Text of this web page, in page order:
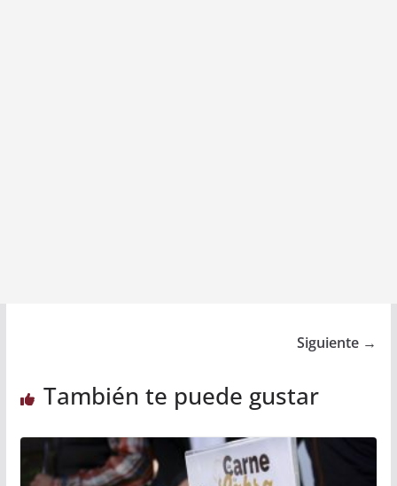
Siguiente →
También te puede gustar